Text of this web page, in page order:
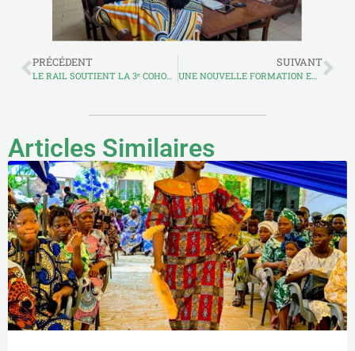
PRÉCÉDENT
LE RAIL SOUTIENT LA 3ᵉ COHORTE DU PROJET FEM AVEC UNE REMISE D’OUTILS AGRICOLES
SUIVANT
UNE NOUVELLE FORMATION EN COMMUNICATION POUR AMPLIFIER LES ACTIONS DU RAIL ET D’APRETECTRA DANS LES RÉSEAUX SOCIAUX
Articles Similaires